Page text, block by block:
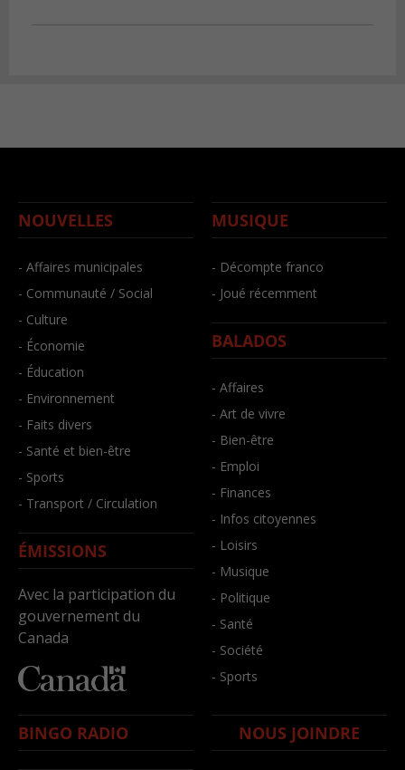
NOUVELLES
- Affaires municipales
- Communauté / Social
- Culture
- Économie
- Éducation
- Environnement
- Faits divers
- Santé et bien-être
- Sports
- Transport / Circulation
ÉMISSIONS
Avec la participation du
gouvernement du
Canada
MUSIQUE
- Décompte franco
- Joué récemment
BALADOS
- Affaires
- Art de vivre
- Bien-être
- Emploi
- Finances
- Infos citoyennes
- Loisirs
- Musique
- Politique
- Santé
- Société
- Sports
BINGO RADIO NOUS JOINDRE